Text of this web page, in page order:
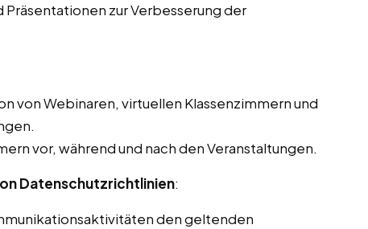
zur Verbesserung der
von Webinaren, virtuellen Klassenzimmern und
vor, während und nach den Veranstaltungen.
Datenschutzrichtlinien:
den geltenden